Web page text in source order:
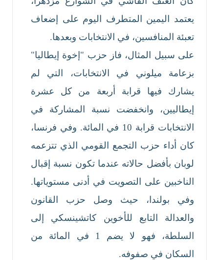
يعتمد اليمين المتطرف اليوم على إضعاف
تعبئة المنافسين، في الانتخابات وبعدها.
على سبيل المثال، فاز حزب "إخوة إيطاليا"
بزعامة ميلوني في الانتخابات، التي لم
يشارك فيها قرابة أربعة من كل عشرة
إيطاليين، وانخفضت نسبة المشاركة في
الانتخابات قرابة 10 في المائة. وفي فرنسا،
كان أداء حزب التجمع القومي الذي تتزعمه
لوبان بأفضل حالاته عندما تكون نسبة إقبال
الناخبين على التصويت في أدنى مستوياتها.
وفي بولندا، حيث وصل حزب القانون
والعدالة التابع للأخوين كاتشينسكي إلى
السلطة، فهو لا يضم 1 في المائة من
السكان في صفوفه.